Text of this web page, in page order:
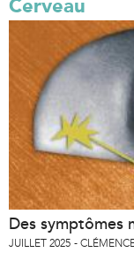
Cerveau
Des symptômes
JUILLET 2025